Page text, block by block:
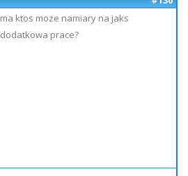
ma ktos moze namiary na jaks
dodatkowa prace?